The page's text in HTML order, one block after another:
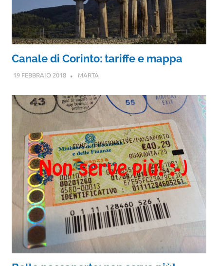
Canale di Corinto: tariffe e mappa
19 FEBBRAIO 2018 MARTA